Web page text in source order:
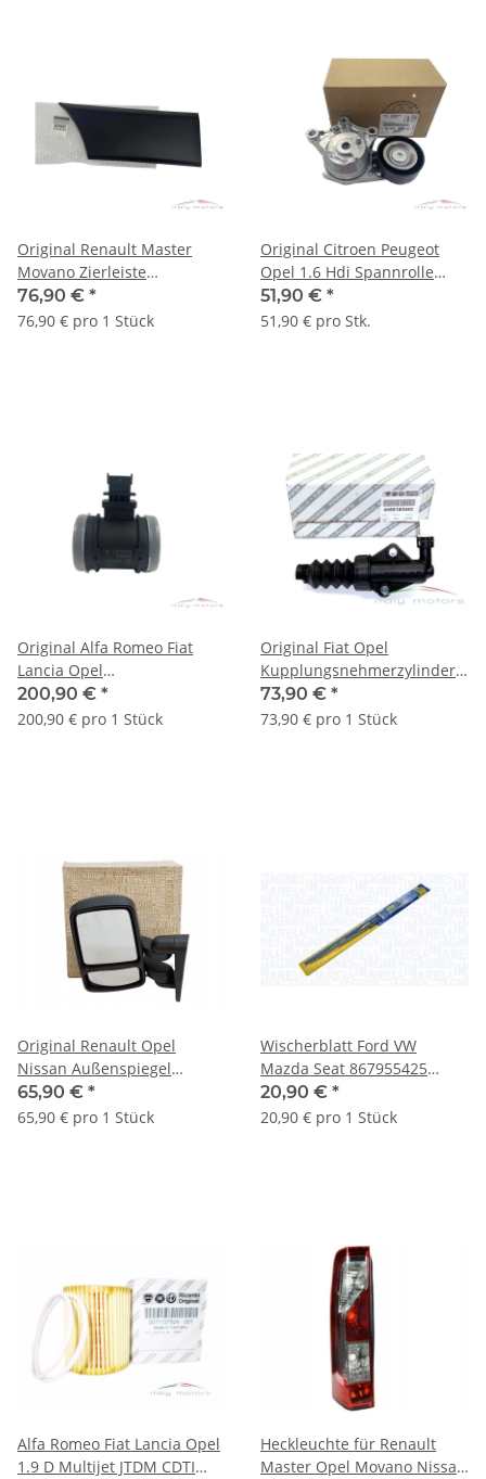
Original Renault Master
Movano Zierleiste
Verkleidung hinten rechts
768F30006R
76,90 € *
76,90 € pro 1 Stück
Original Citroen Peugeot
Opel 1.6 Hdi Spannrolle
Riemenspanner 1631481480
51,90 € *
51,90 € pro Stk.
Original Alfa Romeo Fiat
Lancia Opel
Luftmassenmesser Sensor
55350048 11140004
200,90 € *
200,90 € pro 1 Stück
Original Fiat Opel
Kupplungsnehmerzylinder
Nehmerzylinder 55183442
55261310
73,90 € *
73,90 € pro 1 Stück
Original Renault Opel
Nissan Außenspiegel
Spiegel links 6006004777
4500395
65,90 € *
65,90 € pro 1 Stück
Wischerblatt Ford VW
Mazda Seat 867955425
1255945 G30767330
0008244726 MB542222
20,90 € *
20,90 € pro 1 Stück
Alfa Romeo Fiat Lancia Opel
1.9 D Multijet JTDM CDTI
Heckleuchte für Renault
Master Opel Movano Nissan